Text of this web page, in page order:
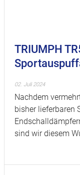
TRIUMPH
02. Juli 2024
Nachdem
bisher lieferbaren
sind wir diesem